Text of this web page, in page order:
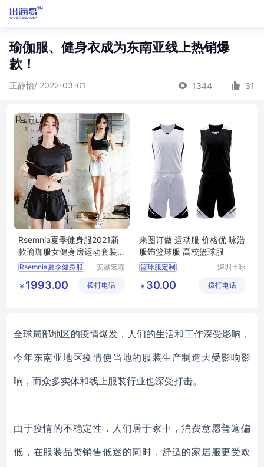
瑜伽服、健身衣成为东南亚线上热销爆
款！
王静怡/ 2022-03-01 1344 31
Rsemnia夏季健身服2021新
款瑜珈服女健身房运动套装
速干宽松跑步
Rsemnia夏季健身服
安徽宏霸
有限公司
￥ 1993.00 拨打电话
来图订做 运动服 价格优 咏浩
服饰篮球服 高校篮球服
篮球服定制
团体服定制
深圳市咏
限公司
￥ 30.00 拨打电话
全球局部地区的疫情爆发，人们的生活和工作深受影响，
今年东南亚地区疫情使当地的服装生产制造大受影响影
响，而众多实体和线上服装行业也深受打击。
由于疫情的不稳定性，人们居于家中，消费意愿普遍偏
低，在服装品类销售低迷的同时，舒适的家居服更受欢